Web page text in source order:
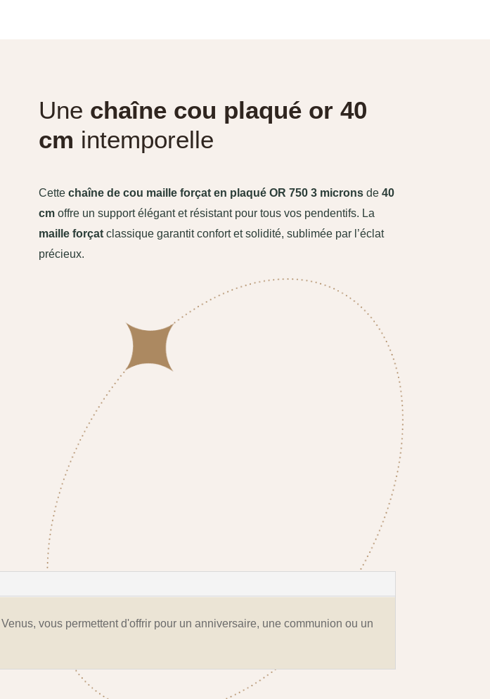
Une chaîne cou plaqué or 40
cm intemporelle
Cette chaîne de cou maille forçat en plaqué OR 750 3 micronsde 40
cmoffre un support élégant et résistant pour tous vos pendentifs. La
maille forçatclassique garantit confort et solidité, sublimée par l’éclat
précieux.
vous permettent d'offrir pour un anniversaire, une communion ou un